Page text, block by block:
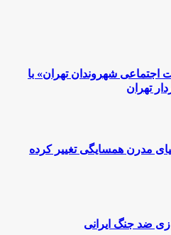
شهروندان تهران» با
تهران
مدرن همسایگی تغییر کرده
ضد جنگ ایرانی